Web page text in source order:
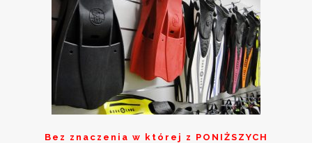
Bez znaczenia w której z PONIŻSZYCH